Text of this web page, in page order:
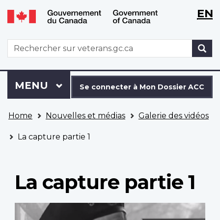
Aller
au
principal
Passer
à
version
HTML
simplifiée
WxT
WxTEN
WxT
Search
form
connecter
à
Dossier
ACC
Se connecter à Mon Dossier ACC
Menu
MENU PRINCIPAL
êtes
ici
Home Nouvelles et médias Galerie des vidéos
La capture partie 1
La capture partie 1
Video